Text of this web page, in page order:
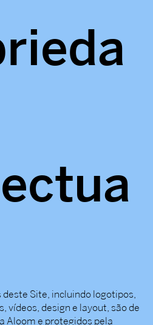
deste Site, incluindo logotipos,
vídeos, design e layout, são de
Aloom e protegidos pela